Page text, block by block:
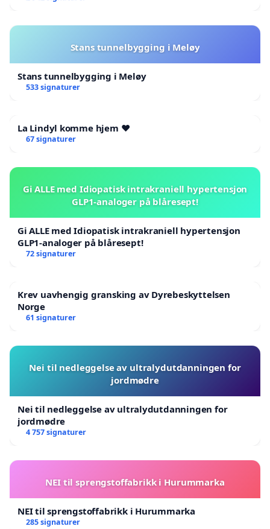
Stans tunnelbygging i Meløy
Stans tunnelbygging i Meløy
533 signaturer
La Lindyl komme hjem ❤️
67 signaturer
Gi ALLE med Idiopatisk intrakraniell hypertensjon
GLP1-analoger på blåresept!
Gi ALLE med Idiopatisk intrakraniell hypertensjon
GLP1-analoger på blåresept!
72 signaturer
Krev uavhengig gransking av Dyrebeskyttelsen
Norge
61 signaturer
Nei til nedleggelse av ultralydutdanningen for
jordmødre
Nei til nedleggelse av ultralydutdanningen for
jordmødre
4 757 signaturer
NEI til sprengstoffabrikk i Hurummarka
NEI til sprengstoffabrikk i Hurummarka
285 signaturer